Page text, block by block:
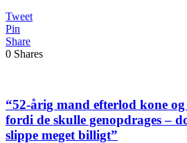
Tweet
Pin
Share
0 Shares
“52-årig mand efterlod kone
fordi de skulle genopdrages –
slippe meget billigt”